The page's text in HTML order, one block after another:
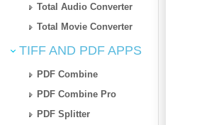
Total Audio Converter
Total Movie Converter
TIFF AND PDF APPS
PDF Combine
PDF Combine Pro
PDF Splitter